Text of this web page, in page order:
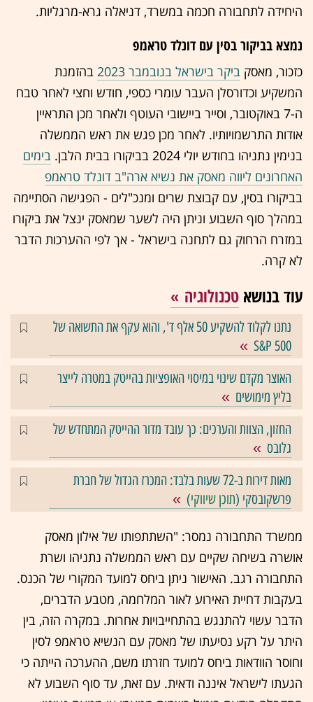
היחידה לתחבורה חכמה במשרד, דניאלה גרא-מרגליות.
נמצא בביקור בסין עם דונלד טראמפ
כזכור, מאסק ביקר בישראל בנובמבר 2023
בהזמנת
המשקיע וכדורסלן העבר עומרי כספי, חודש וחצי לאחר טבח
ה-7 באוקטובר, וסייר ביישובי העוטף ולאחר מכן התראיין
אודות התרשמויותיו. לאחר מכן פגש את ראש הממשלה
בנימין נתניהו בחודש יולי 2024 בביקורו בבית הלבן.
בימים
האחרונים ליווה מאסק את נשיא ארה"ב דונלד טראמפ
בביקורו בסין, עם קבוצת שרים ומנכ"לים - הפגישה הסתיימה
במהלך סוף השבוע וניתן היה לשער שמאסק ינצל את ביקורו
במזרח הרחוק גם לתחנה בישראל - אך לפי ההערכות הדבר
לא קרה.
עוד בנושא טכנולוגיה
נתנו לקלוד להשקיע 50 אלף ד', והוא עקף את התשואה של
S&P 500
האוצר מקדם שינוי במיסוי האופציות בהייטק במטרה לייצר
בליץ מימושים
החזון, הצוות והערכים: כך עובד מדור ההייטק המתחדש של
גלובס
מאות דירות ב-72 שעות בלבד: המכרז הגדול של חברת
פרשקובסקי (תוכן שיווקי)
ממשרד התחבורה נמסר: "השתתפותו של אילון מאסק
אושרה בשיחה שקיים עם ראש הממשלה נתניהו ושרת
התחבורה רגב. האישור ניתן ביחס למועד המקורי של הכנס.
בעקבות דחיית האירוע לאור המלחמה, מטבע הדברים,
הדבר עשוי להתנגש בהתחייבויות אחרות. במקרה הזה, בין
היתר על רקע נסיעתו של מאסק עם הנשיא טראמפ לסין
וחוסר הוודאות ביחס למועד חזרתו משם, ההערכה הייתה כי
הגעתו לישראל איננה ודאית. עם זאת, עד סוף השבוע לא